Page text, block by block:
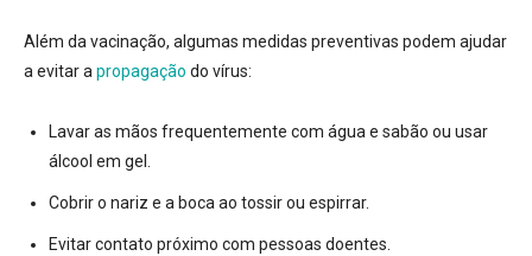
Além da vacinação, algumas medidas preventivas podem ajudar
a evitar a propagação do vírus:
Lavar as mãos frequentemente com água e sabão ou usar
álcool em gel.
Cobrir o nariz e a boca ao tossir ou espirrar.
Evitar contato próximo com pessoas doentes.